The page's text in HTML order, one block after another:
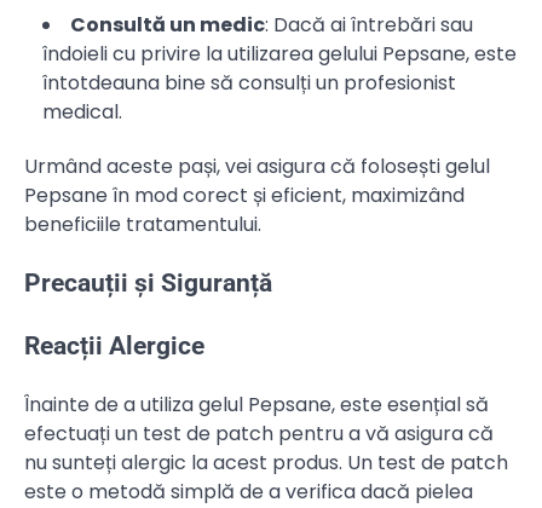
Consultă un medic: Dacă ai întrebări sau
îndoieli cu privire la utilizarea gelului Pepsane, este
întotdeauna bine să consulți un profesionist
medical.
Urmând aceste pași, vei asigura că folosești gelul
Pepsane în mod corect și eficient, maximizând
beneficiile tratamentului.
Precauții și Siguranță
Reacții Alergice
Înainte de a utiliza gelul Pepsane, este esențial să
efectuați un test de patch pentru a vă asigura că
nu sunteți alergic la acest produs. Un test de patch
este o metodă simplă de a verifica dacă pielea